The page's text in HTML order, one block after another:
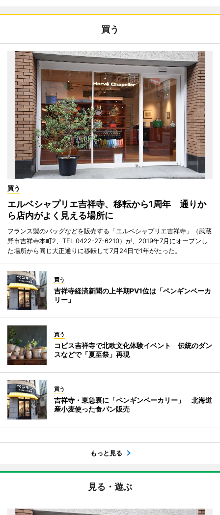
買う
買う
エルベシャプリエ吉祥寺、移転から1周年 通りか
ら店内がよく見える場所に
フランス製のバッグなどを販売する「エルベシャプリエ吉祥寺」（武蔵
野市吉祥寺本町2、TEL 0422-27-6210）が、2019年7月にオープンし
た場所から同じ大正通りに移転して7月24日で1年がたった。
買う
吉祥寺経済新聞の上半期PV1位は「ペンギンベーカ
リー」
買う
コピス吉祥寺で北欧文化体験イベント 伝統のダン
スなどで「夏至祭」再現
買う
吉祥寺・東急裏に「ペンギンベーカリー」 北海道
産小麦使った食パン販売
もっと見る
見る・遊ぶ